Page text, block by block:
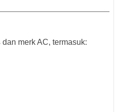
merk AC, termasuk: